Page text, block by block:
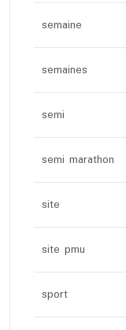
semaine
semaines
semi
semi marathon
site
site pmu
sport